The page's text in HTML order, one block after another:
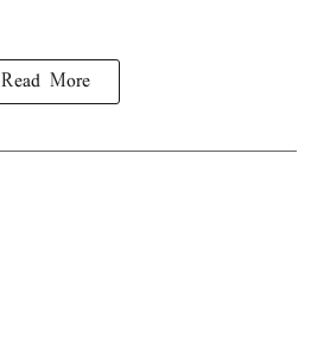
Read More